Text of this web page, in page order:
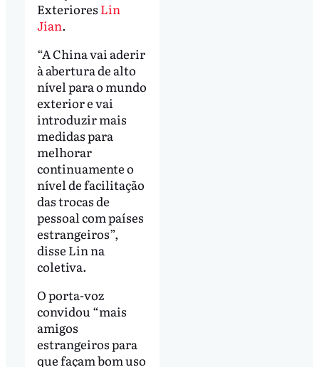
Exteriores Lin
Jian.
“A China vai aderir
à abertura de alto
nível para o mundo
exterior e vai
introduzir mais
medidas para
melhorar
continuamente o
nível de facilitação
das trocas de
pessoal com países
estrangeiros”,
disse Lin na
coletiva.
O porta-voz
convidou “mais
amigos
estrangeiros para
que façam bom uso